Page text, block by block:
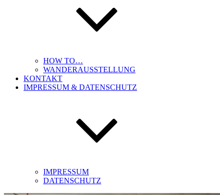
HOW TO…
WANDERAUSSTELLUNG
KONTAKT
IMPRESSUM & DATENSCHUTZ
IMPRESSUM
DATENSCHUTZ